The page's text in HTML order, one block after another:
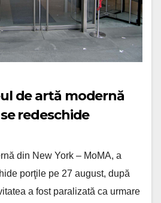
de artă modernă
redeschide
din New York – MoMA, a
porţile pe 27 august, după
a fost paralizată ca urmare